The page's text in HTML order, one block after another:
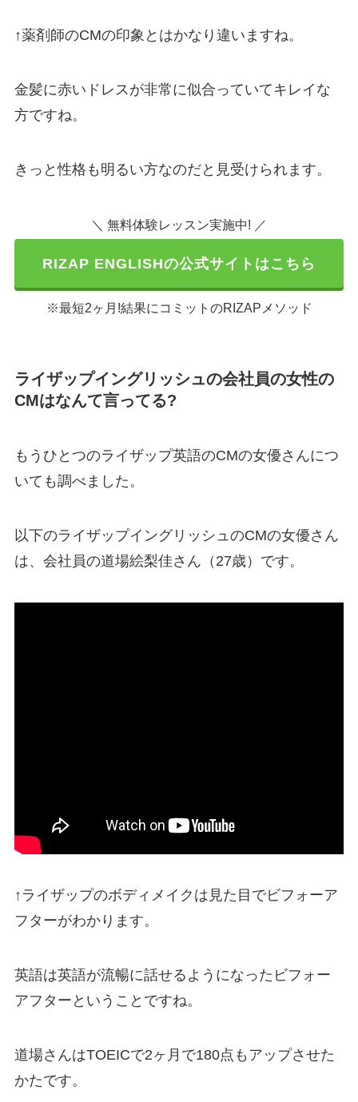
↑薬剤師のCMの印象とはかなり違いますね。
金髪に赤いドレスが非常に似合っていてキレイな
方ですね。
きっと性格も明るい方なのだと見受けられます。
＼ 無料体験レッスン実施中! ／
RIZAP ENGLISHの公式サイトはこちら
※最短2ヶ月!結果にコミットのRIZAPメソッド
ライザップイングリッシュの会社員の女性の
CMはなんて言ってる?
もうひとつのライザップ英語のCMの女優さんにつ
いても調べました。
以下のライザップイングリッシュのCMの女優さん
は、会社員の道場絵梨佳さん（27歳）です。
↑ライザップのボディメイクは見た目でビフォーア
フターがわかります。
英語は英語が流暢に話せるようになったビフォー
アフターということですね。
道場さんはTOEICで2ヶ月で180点もアップさせた
かたです。